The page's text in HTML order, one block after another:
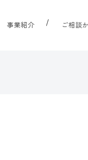
事業紹介 ご相談